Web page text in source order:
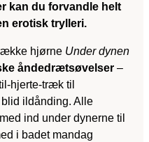
kan du forvandle helt
erotisk trylleri.
hjørne Under dynen
åndedrætsøvelser –
hjerte-træk til
ildånding. Alle
ind under dynerne til
i badet mandag